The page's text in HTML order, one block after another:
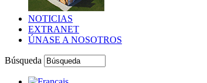
NOTICIAS
EXTRANET
ÚNASE A NOSOTROS
Búsqueda